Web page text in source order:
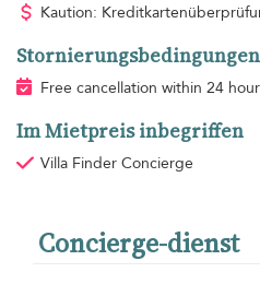
Kaution:
Stornierungsbedingungen
Free cancellation within 24
Im Mietpreis inbegriffen
Villa Finder Concierge
Concierge-dienst